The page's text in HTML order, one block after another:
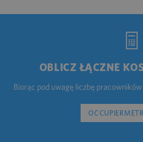
OBLICZ ŁĄCZNE
Biorąc pod uwagę liczbę